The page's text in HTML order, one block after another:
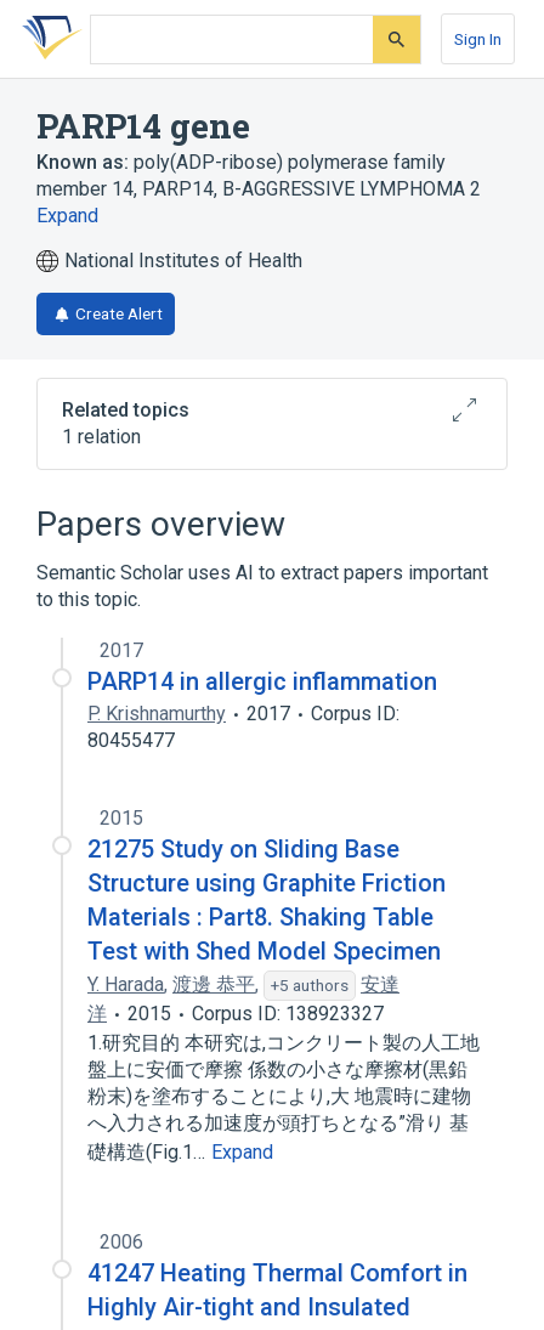
Skip
search
Skip
Skip
account
Sign In
PARP14 gene
Known as: poly(ADP-ribose) polymerase family
member 14, PARP14, B-AGGRESSIVE LYMPHOMA 2
Expand
National Institutes of Health
Create Alert
Related topics
1 relation
Papers overview
Semantic Scholar uses AI to extract papers important
to this topic.
2017
PARP14 in allergic inflammation
P. Krishnamurthy 2017
Corpus ID:
80455477
2015
21275 Study on Sliding Base
Structure using Graphite Friction
Materials : Part8. Shaking Table
Test with Shed Model Specimen
Y. Harada, 渡邊 恭平, +5 authors
安達
洋
2015
Corpus ID: 138923327
1.研究目的 本研究は,コンクリート製の人工地
盤上に安価で摩擦 係数の小さな摩擦材(黒鉛
粉末)を塗布することにより,大 地震時に建物
へ入力される加速度が頭打ちとなる”滑り 基
礎構造(Fig.1… Expand
2006
41247 Heating Thermal Comfort in
Highly Air-tight and Insulated